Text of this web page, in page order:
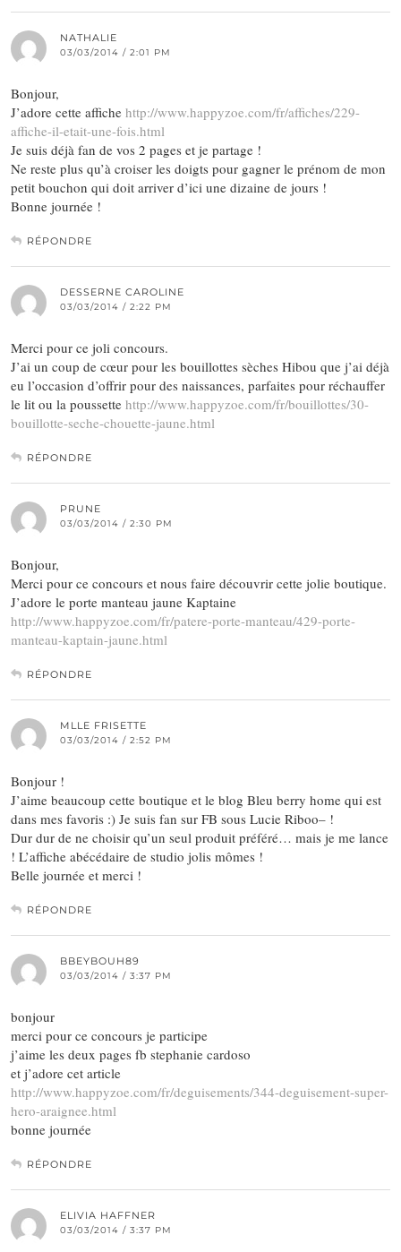
NATHALIE
03/03/2014 / 2:01 PM
Bonjour,
J’adore cette affiche http://www.happyzoe.com/fr/affiches/229-
affiche-il-etait-une-fois.html
Je suis déjà fan de vos 2 pages et je partage !
Ne reste plus qu’à croiser les doigts pour gagner le prénom de mon
petit bouchon qui doit arriver d’ici une dizaine de jours !
Bonne journée !
RÉPONDRE
DESSERNE CAROLINE
03/03/2014 / 2:22 PM
Merci pour ce joli concours.
J’ai un coup de cœur pour les bouillottes sèches Hibou que j’ai déjà
eu l’occasion d’offrir pour des naissances, parfaites pour réchauffer
le lit ou la poussette http://www.happyzoe.com/fr/bouillottes/30-
bouillotte-seche-chouette-jaune.html
RÉPONDRE
PRUNE
03/03/2014 / 2:30 PM
Bonjour,
Merci pour ce concours et nous faire découvrir cette jolie boutique.
J’adore le porte manteau jaune Kaptaine
http://www.happyzoe.com/fr/patere-porte-manteau/429-porte-
manteau-kaptain-jaune.html
RÉPONDRE
MLLE FRISETTE
03/03/2014 / 2:52 PM
Bonjour !
J’aime beaucoup cette boutique et le blog Bleu berry home qui est
dans mes favoris :) Je suis fan sur FB sous Lucie Riboo– !
Dur dur de ne choisir qu’un seul produit préféré… mais je me lance
! L’affiche abécédaire de studio jolis mômes !
Belle journée et merci !
RÉPONDRE
BBEYBOUH89
03/03/2014 / 3:37 PM
bonjour
merci pour ce concours je participe
j’aime les deux pages fb stephanie cardoso
et j’adore cet article
http://www.happyzoe.com/fr/deguisements/344-deguisement-super-
hero-araignee.html
bonne journée
RÉPONDRE
ELIVIA HAFFNER
03/03/2014 / 3:37 PM